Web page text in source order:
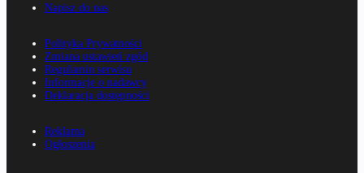
Napisz do nas
Polityka Prywatności
Zmiana ustawień zgód
Regulamin serwisu
Informacje o nadawcy
Deklaracja dostępności
Reklama
Ogłoszenia